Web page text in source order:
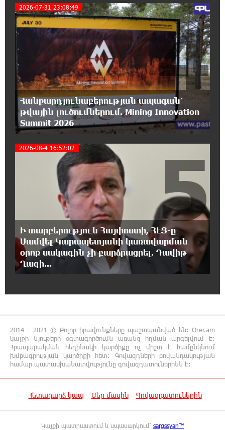
20:12:40 5-08-2026
Հայրենիքի զգացողությունը հողի
նկատմամբ պետք է լինի ոչ թե
թշնամության, այլ բարեկամության հիմքը. Էդգար
19:57:06 5-08-2026
Պեղումներ և նոր բացահայտում Հին
Խնձորեսկում
19:39:55 5-08-2026
Սալահը կարիերան կշարունակի
Թուրքիայում
19:20:45 5-08-2026
Մեքենաներից գողություններ և շորթում
Երևանում. բացահայտվել է «Տեսլայով»
հանցավոր խումբը
19:02:55 5-08-2026
Նոր հաղորդագրություն՝ Wildberries-ից․ ի՞նչ
են ասում ընկերությունից
18:38:20 5-08-2026
ԵՄ-ից պատասխան ստացա․ ինչ էի խնդրել
Ուրսուլա ֆոն դեր Լայենից Հայաստանի
վերաբերյալ. Աննա Կոստանյան
18:33:12 5-08-2026
2026-07-31 23:08:49
Հանքարդյունաբերության ապագան՝
թվային լուծումներում. Mining Innovation
Summit 2026
4
2026-08-4 16:52:02
Ի տարբերություն Հայփոստի, ՀԷՑ-ը
Սամվել Կարապետյանի կառավարման
օրոք սակագին չի բարձրացրել. Դավիթ
Ղազի...
5
2014 - 2021 © Բոլոր իրավունքները պաշտպանված են: Orer.am
կայքի նյութերի օգտագործումն առանց հղման արգելվում է:
Հրապարակման հեղինակի կարծիքը ոչ միշտ է համընկնում
խմբագրության կարծիքի հետ: Գովազդների բովանդակության
համար պատասխանատվությունը գովազդատուներինն է:
Հետադարձ կապ Մեր մասին Գովազդատուներին
Կայքի պատրաստում և սպասարկում՝ sargssyan™